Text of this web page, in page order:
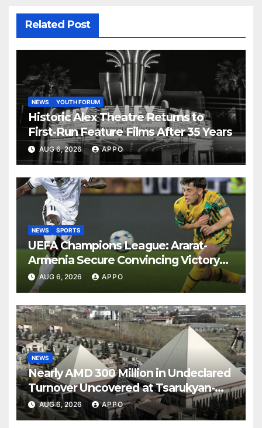
Related Post
NEWS YOUTH FORUM
Historic Alex Theatre Returns to
First-Run Feature Films After 35 Years
AUG 6, 2026 APPO
NEWS SPORTS
UEFA Champions League: Ararat-
Armenia Secure Convincing Victory
Over Shamrock Rovers 2-0
AUG 6, 2026 APPO
NEWS
Nearly AMD 300 Million in Undeclared
Turnover Uncovered at Tsarukyan-
Owned Entertainment Center
AUG 6, 2026 APPO